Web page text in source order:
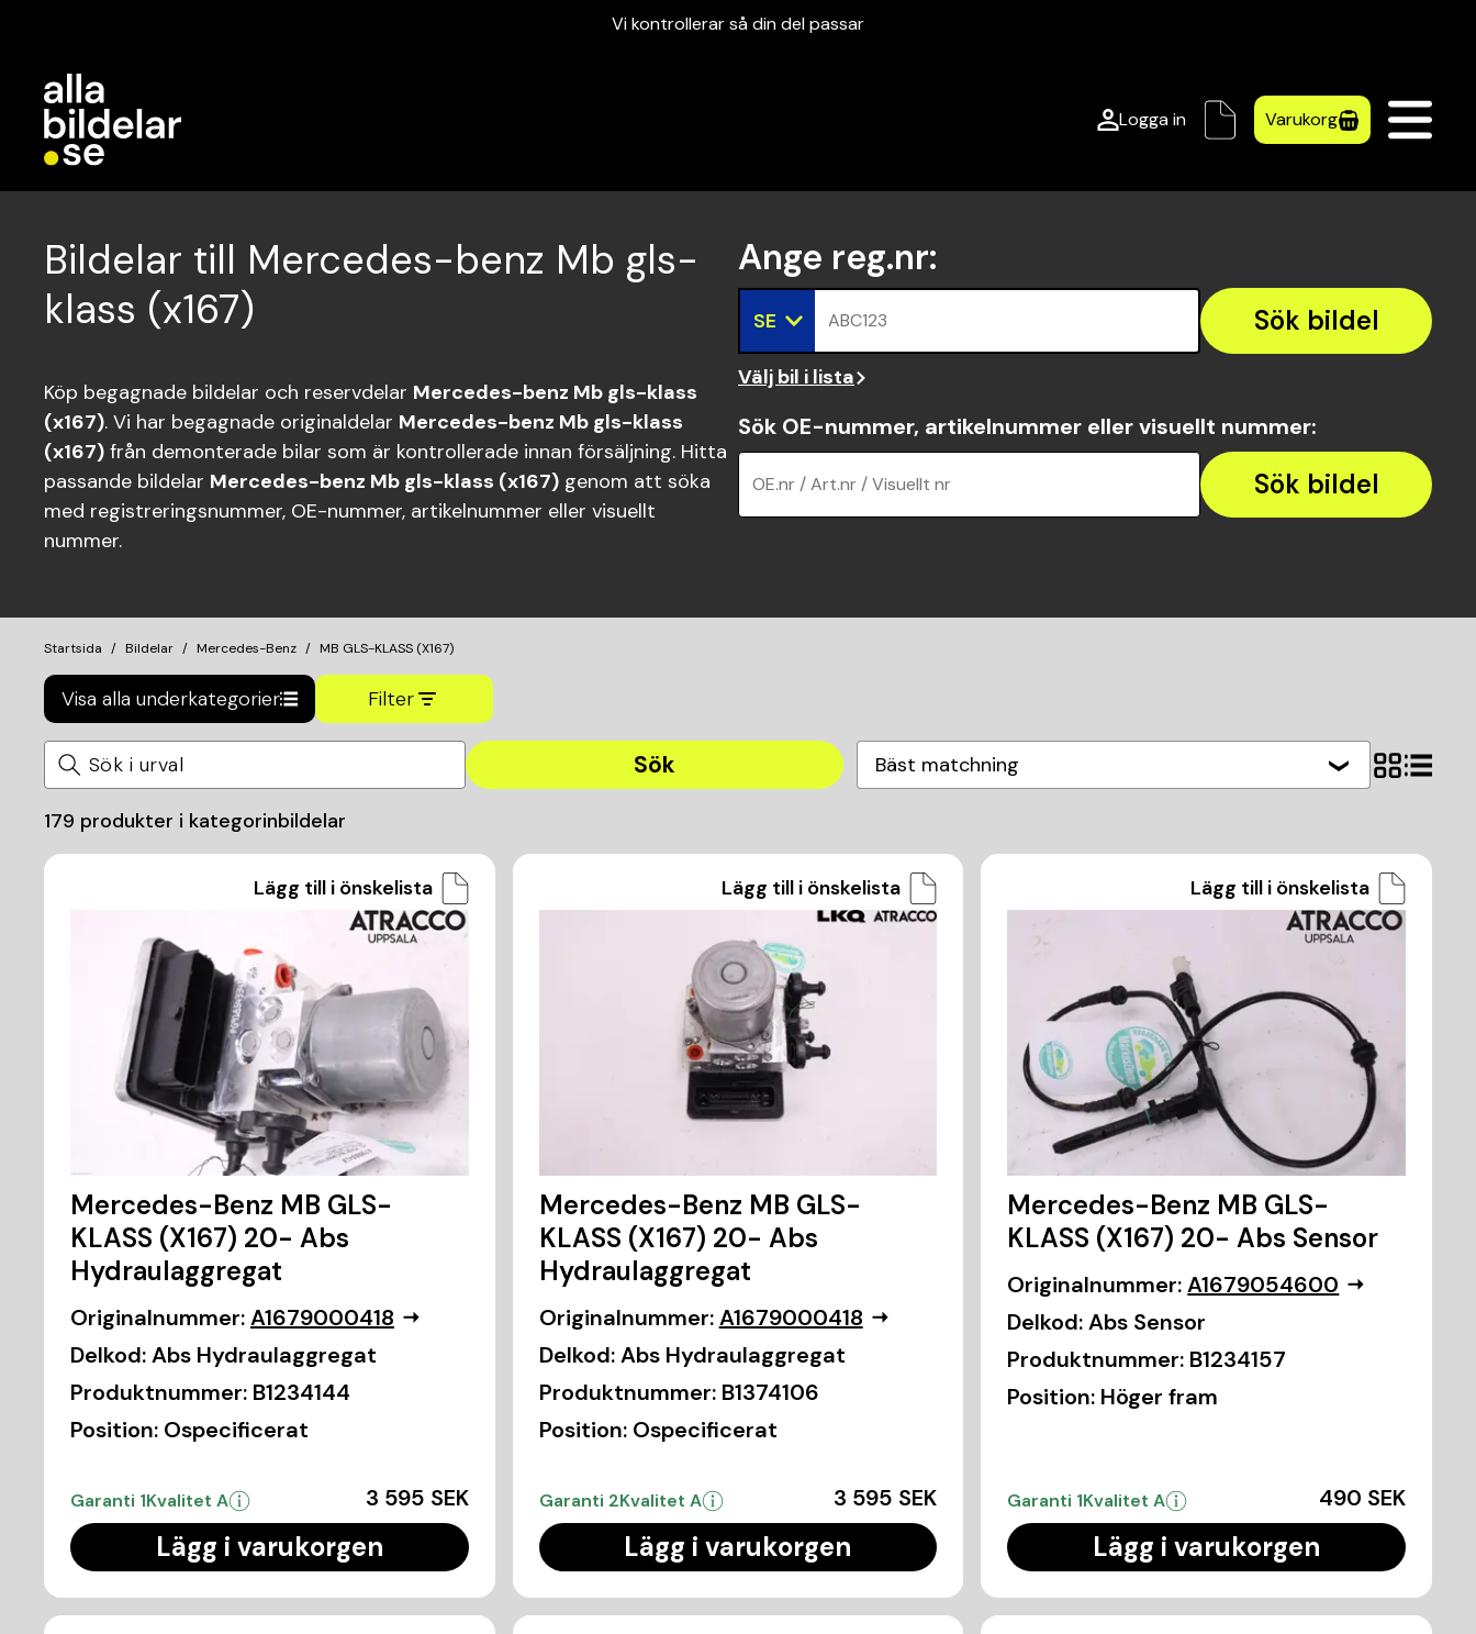
Vi kontrollerar så din del passar
Logga in Varukorg
Bildelar till Mercedes-benz Mb gls-
klass (x167)
Köp begagnade bildelar och reservdelar Mercedes-benz Mb gls-klass
(x167). Vi har begagnade originaldelar Mercedes-benz Mb gls-klass
(x167) från demonterade bilar som är kontrollerade innan försäljning. Hitta
passande bildelar Mercedes-benz Mb gls-klass (x167) genom att söka
med registreringsnummer, OE-nummer, artikelnummer eller visuellt
nummer.
Ange reg.nr:
SE ABC123 Sök bildel
Välj bil i lista
Sök OE-nummer, artikelnummer eller visuellt nummer:
OE.nr / Art.nr / Visuellt nr Sök bildel
Startsida Bildelar Mercedes-Benz MB GLS-KLASS (X167)
Visa alla underkategorier Filter
Sök Bäst matchning
179 produkter i kategorinbildelar
Lägg till i önskelista
Mercedes-Benz MB GLS-
KLASS (X167) 20- Abs
Hydraulaggregat
Originalnummer:A1679000418
Delkod:Abs Hydraulaggregat
Produktnummer: B1234144
Position: Ospecificerat
Garanti 1Kvalitet A 3 595 SEK
Lägg i varukorgen
Lägg till i önskelista
Mercedes-Benz MB GLS-
KLASS (X167) 20- Abs
Hydraulaggregat
Originalnummer: A1679000418
Delkod: Abs Hydraulaggregat
Produktnummer: B1374106
Position: Ospecificerat
Garanti 2Kvalitet A 3 595 SEK
Lägg i varukorgen
Lägg till i önskelista
Mercedes-Benz MB GLS-
KLASS (X167) 20- Abs Sensor
Originalnummer: A1679054600
Delkod: Abs Sensor
Produktnummer: B1234157
Position: Höger fram
Garanti 1Kvalitet A 490 SEK
Lägg i varukorgen